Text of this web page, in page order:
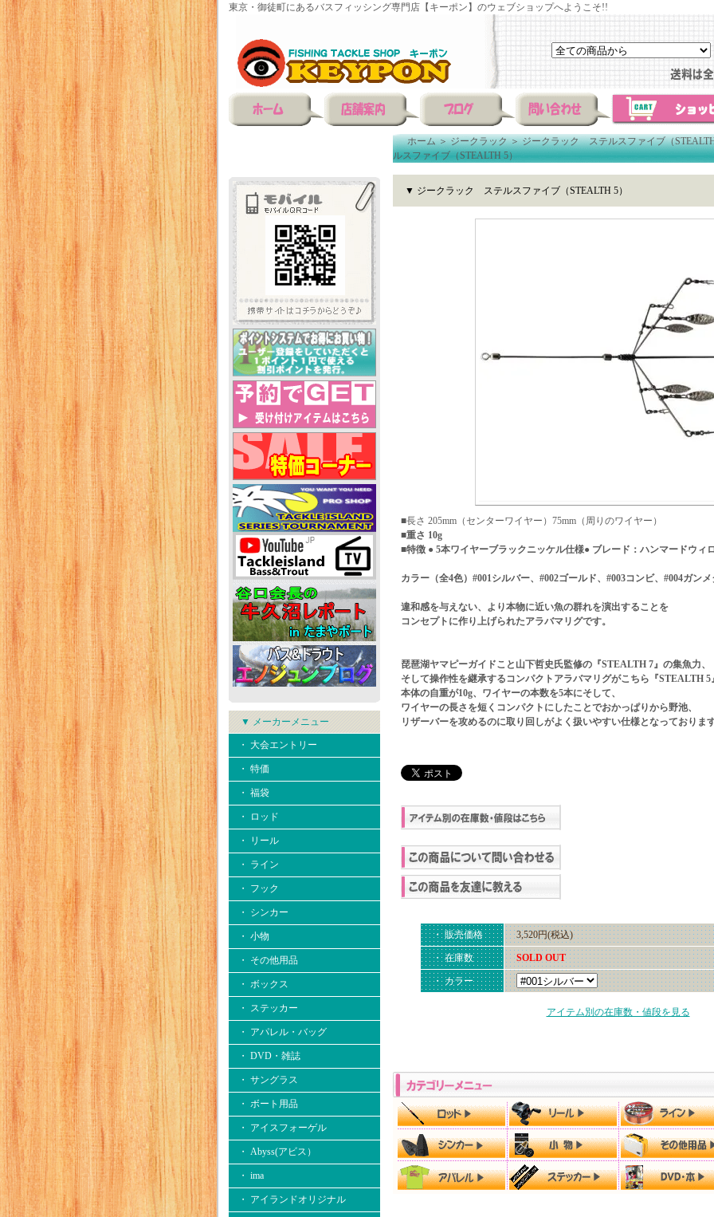
東京・御徒町にあるバスフィッシング専門店【キーポン】のウェブショップへようこそ!!
▼ メーカーメニュー
・ 大会エントリー
・ 特価
・ 福袋
・ ロッド
・ リール
・ ライン
・ フック
・ シンカー
・ 小物
・ その他用品
・ ボックス
・ ステッカー
・ アパレル・バッグ
・ DVD・雑誌
・ サングラス
・ ボート用品
・ アイスフォーゲル
・ Abyss(アビス）
・ ima
・ アイランドオリジナル
ホーム＞ジークラック＞ジークラック ステルスファイブ（
ルスファイブ（STEALTH 5）
▼ ジークラック ステルスファイブ（STEALTH 5）
■長さ 205mm（センターワイヤー）75mm（周りのワイヤー）
■重さ 10g
■特徴 ● 5本ワイヤーブラックニッケル仕様● ブレード：ハンマードウィ
カラー（全4色）#001シルバー、#002ゴールド、#003コンビ、#004ガンメ
違和感を与えない、より本物に近い魚の群れを演出することを
コンセプトに作り上げられたアラバマリグです。
琵琶湖ヤマピーガイドこと山下哲史氏監修の『STEALTH 7』の集魚力、
そして操作性を継承するコンパクトアラバマリグがこちら『STEALTH 5
本体の自重が10g、ワイヤーの本数を5本にそして、
ワイヤーの長さを短くコンパクトにしたことでおかっぱりから野池、
リザーバーを攻めるのに取り回しがよく扱いやすい仕様となっておりま
・ 販売価格 3,520円(税込)
・ 在庫数 SOLD OUT
・ カラー
アイテム別の在庫数・値段を見る